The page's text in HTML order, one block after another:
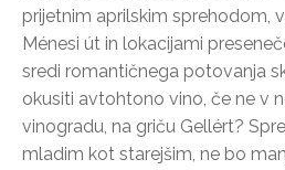
prijetnim aprilskim sprehodom,
Ménesi út in lokacijami
sredi romantičnega potovanja
okusiti avtohtono vino, če ne v
vinogradu, na griču Gellért?
mladim kot starejšim, ne bo